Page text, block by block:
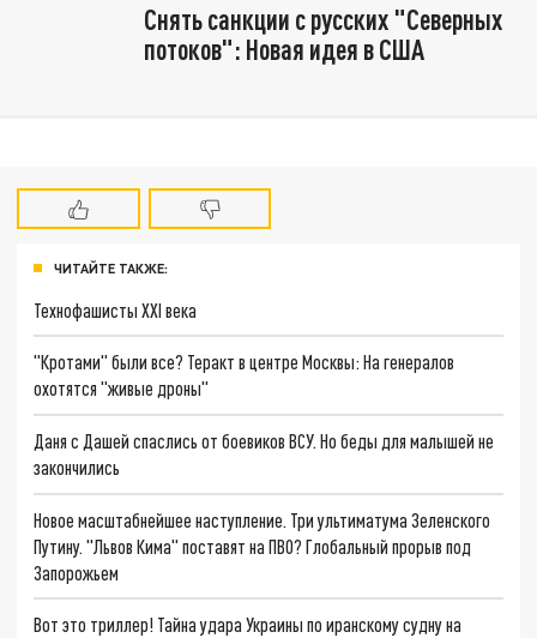
Снять санкции с русских "Северных
потоков": Новая идея в США
ЧИТАЙТЕ ТАКЖЕ:
Технофашисты XXI века
"Кротами" были все? Теракт в центре Москвы: На генералов
охотятся "живые дроны"
Даня с Дашей спаслись от боевиков ВСУ. Но беды для малышей не
закончились
Новое масштабнейшее наступление. Три ультиматума Зеленского
Путину. "Львов Кима" поставят на ПВО? Глобальный прорыв под
Запорожьем
Вот это триллер! Тайна удара Украины по иранскому судну на